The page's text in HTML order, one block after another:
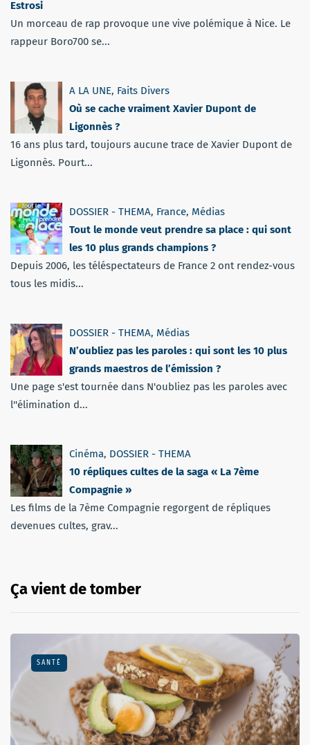
Estrosi
Un morceau de rap provoque une vive polémique à Nice. Le
rappeur Boro700 se...
A LA UNE, Faits Divers
Où se cache vraiment Xavier Dupont de
Ligonnès ?
16 ans plus tard, toujours aucune trace de Xavier Dupont de
Ligonnès. Pourt...
DOSSIER - THEMA, France, Médias
Tout le monde veut prendre sa place : qui sont
les 10 plus grands champions ?
Depuis 2006, les téléspectateurs de France 2 ont rendez-vous
tous les midis...
DOSSIER - THEMA, Médias
N’oubliez pas les paroles : qui sont les 10 plus
grands maestros de l’émission ?
Une page s'est tournée dans N'oubliez pas les paroles avec
l''élimination d...
Cinéma, DOSSIER - THEMA
10 répliques cultes de la saga « La 7ème
Compagnie »
Les films de la 7ème Compagnie regorgent de répliques
devenues cultes, grav...
Ça vient de tomber
SANTÉ